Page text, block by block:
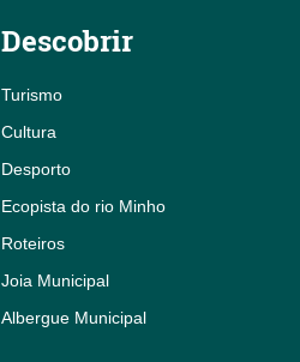
Descobrir
Turismo
Cultura
Desporto
Ecopista do rio Minho
Roteiros
Joia Municipal
Albergue Municipal